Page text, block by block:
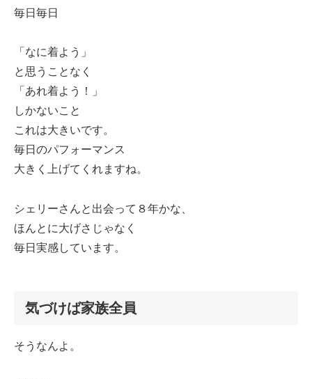
毎日毎日
「なに着よう」
と思うことなく
「あれ着よう！」
しかないこと
これは大きいです。
毎日のパフォーマンス
大きく上げてくれますね。
シェリーさんと出会って８年かな、
ほんとに大げさじゃなく
毎日実感しています。
気づけば家族全員
そうなんよ。